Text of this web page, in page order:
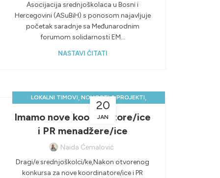
Asocijacija srednjoškolaca u Bosni i
Hercegovini (ASuBiH) s ponosom najavljuje
početak saradnje sa Međunarodnim
forumom solidarnosti EM...
NASTAVI ČITATI
20
JAN
LOKALNI TIMOVI, NOVOSTI & PROJEKTI,
UNCATEGORIZED
Imamo nove koordinatore/ice
i PR menadžere/ice
Naida Ćemalović
Dragi/e srednjoškolci/ke,Nakon otvorenog
konkursa za nove koordinatore/ice i PR